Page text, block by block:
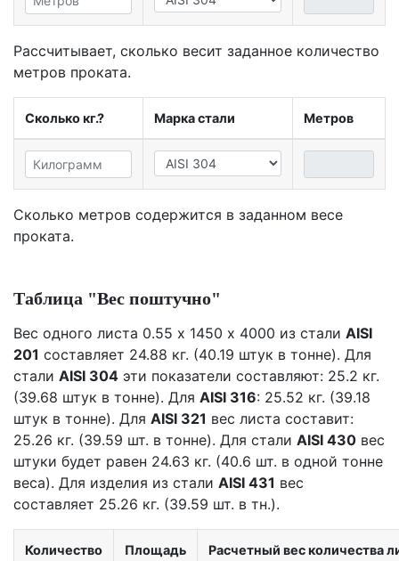
Рассчитывает, сколько весит заданное количество
метров проката.
Сколько кг.? Марка стали Метров
Сколько метров содержится в заданном весе
проката.
Таблица "Вес поштучно"
Вес одного листа 0.55 х 1450 х 4000 из стали AISI
201 составляет 24.88 кг. (40.19 штук в тонне). Для
стали AISI 304 эти показатели составляют: 25.2 кг.
(39.68 штук в тонне). Для AISI 316: 25.52 кг. (39.18
штук в тонне). Для AISI 321 вес листа составит:
25.26 кг. (39.59 шт. в тонне). Для стали AISI 430 вес
штуки будет равен 24.63 кг. (40.6 шт. в одной тонне
веса). Для изделия из стали AISI 431 вес
составляет 25.26 кг. (39.59 шт. в тн.).
Количество Площадь Расчетный вес количества